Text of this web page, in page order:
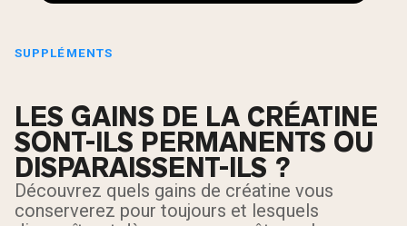
SUPPLÉMENTS
LES GAINS DE LA CRÉATINE
SONT-ILS PERMANENTS OU
DISPARAISSENT-ILS ?
Découvrez quels gains de créatine vous
conserverez pour toujours et lesquels